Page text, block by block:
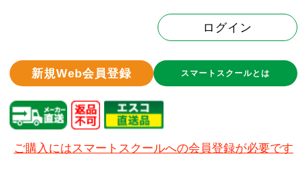
ログイン
新規Web会員登録 スマートスクールとは
ご購入にはスマートスクールへの会員登録が必要です